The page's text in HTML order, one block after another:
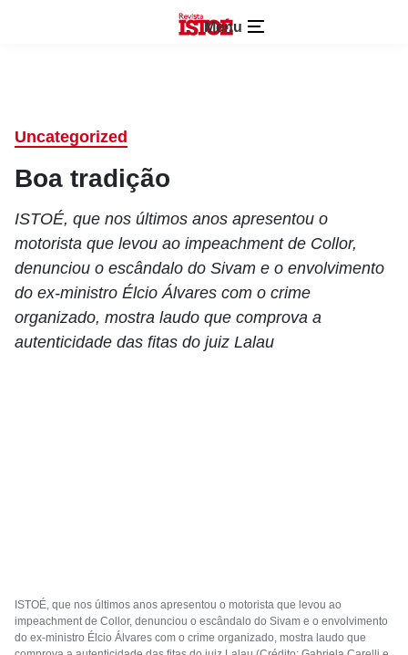
Menu
Uncategorized
Boa tradição
ISTOÉ, que nos últimos anos apresentou o
motorista que levou ao impeachment de Collor,
denunciou o escândalo do Sivam e o envolvimento
do ex-ministro Élcio Álvares com o crime
organizado, mostra laudo que comprova a
autenticidade das fitas do juiz Lalau
ISTOÉ, que nos últimos anos apresentou o motorista que levou ao
impeachment de Collor, denunciou o escândalo do Sivam e o envolvimento
do ex-ministro Élcio Álvares com o crime organizado, mostra laudo que